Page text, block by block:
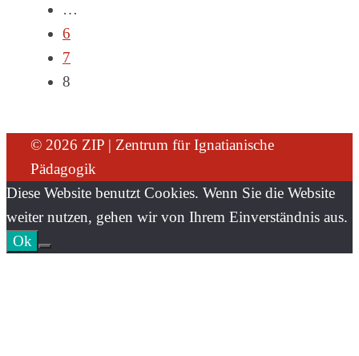
…
6
7
8
© 2026 ZIP | Zentrum für Ignatianische
Pädagogik
Diese Website benutzt Cookies. Wenn Sie die Website
weiter nutzen, gehen wir von Ihrem Einverständnis aus.
Ok